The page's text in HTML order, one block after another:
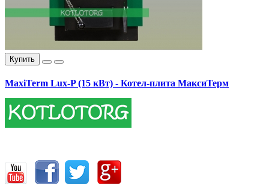
Купить
MaxiTerm Lux-P (15 кВт) - Котел-плита МаксиТерм
17400.00 грн.